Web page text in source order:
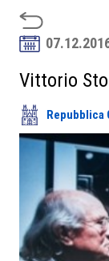
Eventi
Sviluppo
Soci
Partner
Progetti
Area
Vittorio
Repubblica